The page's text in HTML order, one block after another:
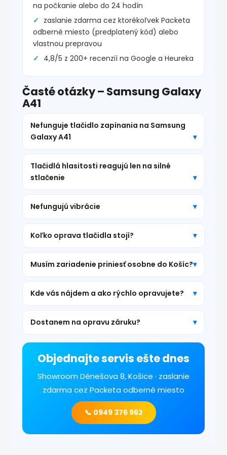
na počkanie alebo do 24 hodín
zaslanie zdarma cez ktorékoľvek Packeta
odberné miesto (predplatený kód) alebo
vlastnou prepravou
4,8/5 z 200+ recenzií na Google a Heureka
Časté otázky – Samsung Galaxy
A41
Nefunguje tlačidlo zapínania na Samsung
Galaxy A41
Tlačidlá hlasitosti reagujú len na silné
stlačenie
Nefungujú vibrácie
Koľko oprava tlačidla stojí?
Musím zariadenie priniesť osobne do Košíc?
Kde vás nájdem a ako rýchlo opravujete?
Dostanem na opravu záruku?
Objednajte servis ešte dnes
Showroom Dénešova 8, Košice · zaslanie
zdarma cez Packeta odberné miesto
📞 0949 376 962